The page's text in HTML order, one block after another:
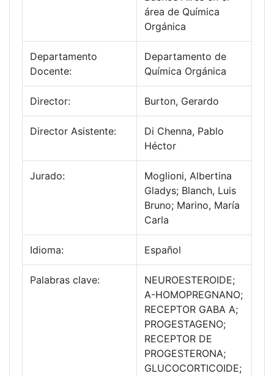
área de Química
Orgánica
Departamento
Docente:
Departamento de
Química Orgánica
Director: Burton, Gerardo
Director Asistente:
Di Chenna, Pablo
Héctor
Jurado:
Moglioni, Albertina
Gladys; Blanch, Luis
Bruno; Marino, María
Carla
Idioma: Español
Palabras clave:
NEUROESTEROIDE;
A-HOMOPREGNANO;
RECEPTOR GABA A;
PROGESTAGENO;
RECEPTOR DE
PROGESTERONA;
GLUCOCORTICOIDE;